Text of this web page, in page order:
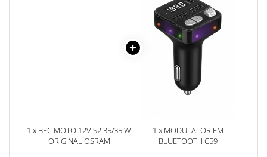
Lampi si Proiectoare Camion
Pneumatice
1 x BEC MOTO 12V S2 35/35 W
ORIGINAL OSRAM
1 x MODULATOR FM
BLUETOOTH C59